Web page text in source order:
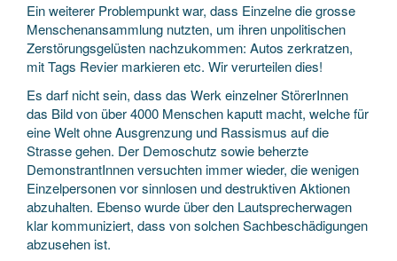
Ein weiterer Problempunkt war, dass Einzelne die grosse
Menschenansammlung nutzten, um ihren unpolitischen
Zerstörungsgelüsten nachzukommen: Autos zerkratzen,
mit Tags Revier markieren etc. Wir verurteilen dies!
Es darf nicht sein, dass das Werk einzelner StörerInnen
das Bild von über 4000 Menschen kaputt macht, welche für
eine Welt ohne Ausgrenzung und Rassismus auf die
Strasse gehen. Der Demoschutz sowie beherzte
DemonstrantInnen versuchten immer wieder, die wenigen
Einzelpersonen vor sinnlosen und destruktiven Aktionen
abzuhalten. Ebenso wurde über den Lautsprecherwagen
klar kommuniziert, dass von solchen Sachbeschädigungen
abzusehen ist.